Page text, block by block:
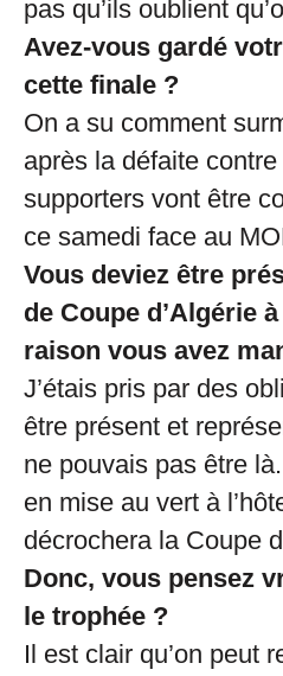
pas qu’ils oublient
Avez-vous gardé
cette finale ?
On a su comment
après la défaite
supporters vont être
ce samedi face au
Vous deviez être
de Coupe d’Algérie
raison vous avez
J’étais pris par des
être présent et
ne pouvais pas être
en mise au vert à
décrochera la Coupe
Donc, vous pensez
le trophée ?
Il est clair qu’on peut